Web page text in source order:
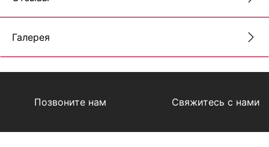
Галерея
Позвоните нам Свяжитесь с нами